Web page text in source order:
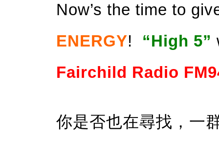
Now’s the time to
ENERGY! “High 5”
Fairchild Radio
你是否也在尋找，一